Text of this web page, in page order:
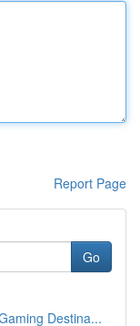
Report Page
Go
Destina...